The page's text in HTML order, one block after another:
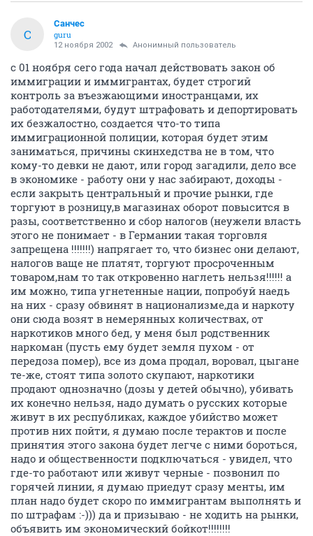
С
Санчес
guru
12 ноября 2002 Анонимный пользователь
с 01 ноября сего года начал действовать закон об
иммиграции и иммигрантах, будет строгий
контроль за въезжающими иностранцами, их
работодателями, будут штрафовать и депортировать
их безжалостно, создается что-то типа
иммиграционной полиции, которая будет этим
заниматься, причины скинхедства не в том, что
кому-то девки не дают, или город загадили, дело все
в экономике - работу они у нас забирают, доходы -
если закрыть центральный и прочие рынки, где
торгуют в розницу,в магазинах оборот повысится в
разы, соответственно и сбор налогов (неужели власть
этого не понимает - в Германии такая торговля
запрещена !!!!!!!) напрягает то, что бизнес они делают,
налогов ваще не платят, торгуют просроченным
товаром,нам то так откровенно наглеть нельзя!!!!!! а
им можно, типа угнетенные нации, попробуй наедь
на них - сразу обвинят в национализме,да и наркоту
они сюда возят в немерянных количествах, от
наркотиков много бед, у меня был родственник
наркоман (пусть ему будет земля пухом - от
передоза помер), все из дома продал, воровал, цыгане
те-же, стоят типа золото скупают, наркотики
продают однозначно (дозы у детей обычно), убивать
их конечно нельзя, надо думать о русских которые
живут в их республиках, каждое убийство может
против них пойти, я думаю после терактов и после
принятия этого закона будет легче с ними бороться,
надо и общественности подключаться - увидел, что
где-то работают или живут черные - позвонил по
горячей линии, я думаю приедут сразу менты, им
план надо будет скоро по иммигрантам выполнять и
по штрафам :-))) да и призываю - не ходить на рынки,
объявить им экономический бойкот!!!!!!!!